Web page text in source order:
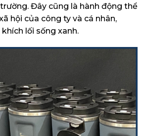
Đây cũng là hành động thể
hội của công ty và cá nhân,
lối sống xanh.